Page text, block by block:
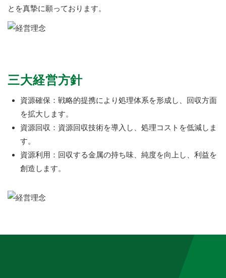
とを真摯に願っております。
三大経営方針
資源確保：戦略的提携により処理体系を形成し、回収方面
を拡大します。
資源回収：資源回収技術を導入し、処理コストを低減しま
す。
資源利用：回収する金属の持ち味、純度を向上し、利益を
創造します。